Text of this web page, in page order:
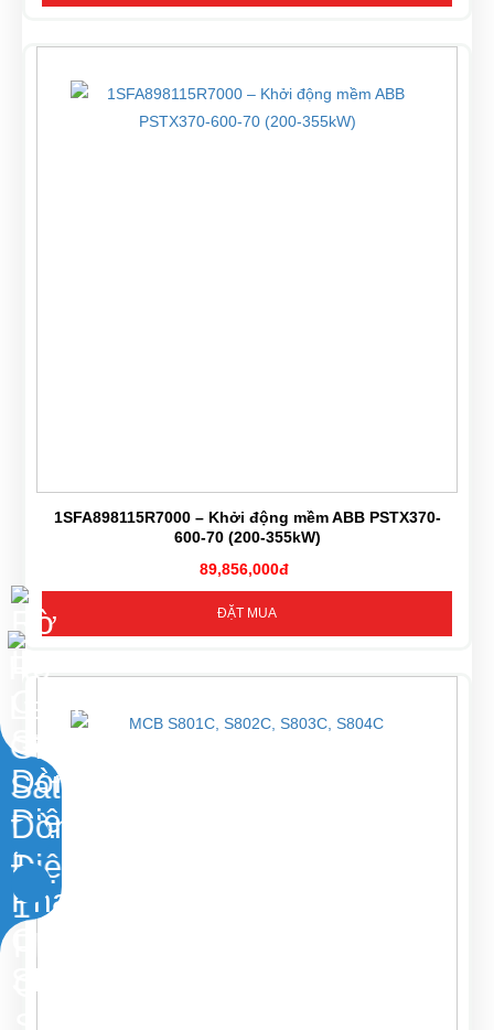
1SFA898115R7000 – Khởi động mềm ABB PSTX370-
600-70 (200-355kW)
89,856,000đ
ĐẶT MUA